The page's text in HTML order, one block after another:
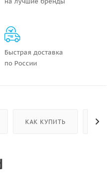
Быстрая доставка
по России
КАК КУПИТЬ